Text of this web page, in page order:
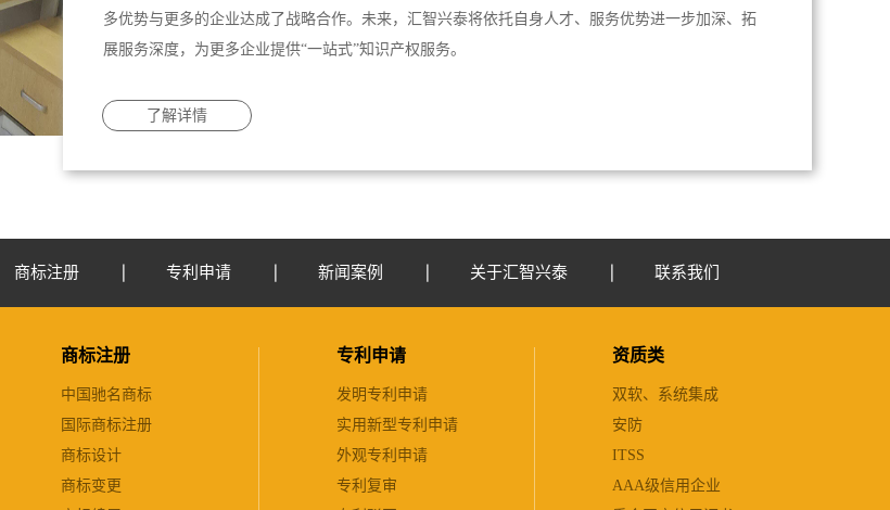
多优势与更多的企业达成了战略合作。未来，汇智兴泰将依托自身人才、服务优势进一步加深、拓
展服务深度，为更多企业提供“一站式”知识产权服务。
了解详情
商标注册 专利申请 新闻案例 关于汇智兴泰 联系我们
商标注册
中国驰名商标
国际商标注册
商标设计
商标变更
专利申请
发明专利申请
实用新型专利申请
外观专利申请
专利复审
资质类
双软、系统集成
安防
ITSS
AAA级信用企业